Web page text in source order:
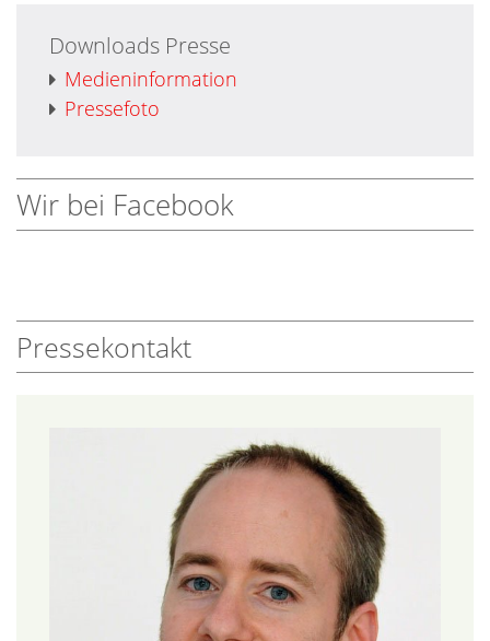
Downloads Presse
Medieninformation
Pressefoto
Wir bei Facebook
Pressekontakt